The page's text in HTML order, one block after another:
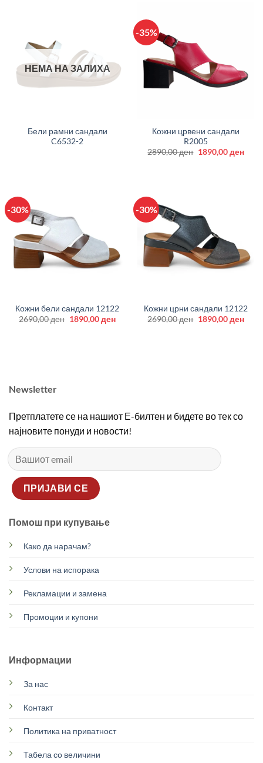
НЕМА НА ЗАЛИХА
Бели рамни сандали
C6532-2
-35%
Кожни црвени сандали
R2005
2890,00ден Original
1890,00ден
-30%
Кожни бели сандали 12122
2690,00ден Original
1890,00денCurrent
-30%
Кожни црни сандали 12122
2690,00ден Original
1890,00ден
Newsletter
Претплатете се на нашиот Е-билтен и бидете во тек со
најновите понуди и новости!
Помош при купување
Како да нарачам?
Услови на испорака
Рекламации и замена
Промоции и купони
Информации
За нас
Контакт
Политика на приватност
Табела со величини